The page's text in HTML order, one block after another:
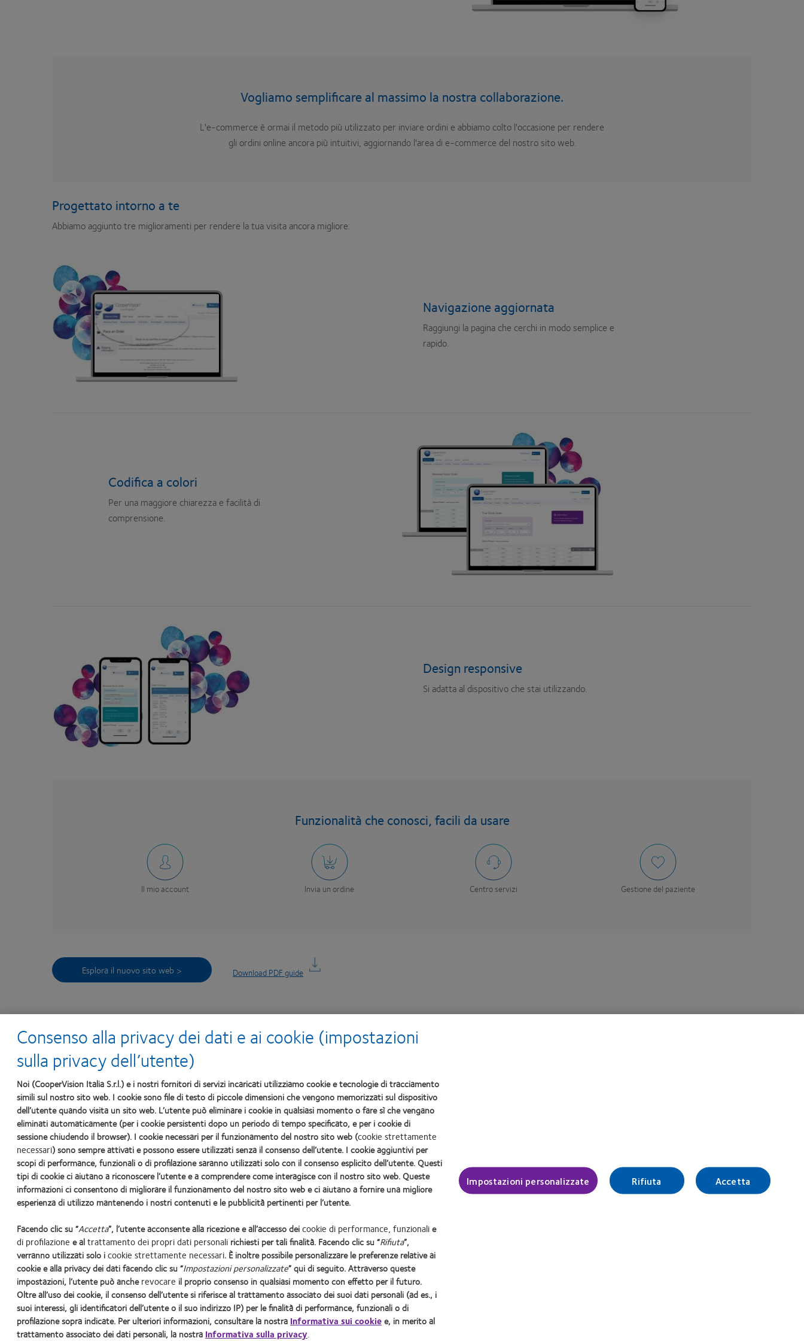
Vogliamo semplificare al massimo la nostra collaborazione.
L'e-commerce è ormai il metodo più utilizzato per inviare ordini e abbiamo colto l'occasione per rendere
gli ordini online ancora più intuitivi, aggiornando l'area di e-commerce del nostro sito web.
Progettato intorno a te
Abbiamo aggiunto tre miglioramenti per rendere la tua visita ancora migliore:
Navigazione aggiornata
Raggiungi la pagina che cerchi in modo semplice e
rapido.
Codifica a colori
Per una maggiore chiarezza e facilità di
comprensione.
Design responsive
Si adatta al dispositivo che stai utilizzando.
Funzionalità che conosci, facili da usare
Il mio account Invia un ordine Centro servizi Gestione del paziente
Esplora il nuovo sito web > Download PDF guide
Cerchi aiuto?
Il nostro Customer Service è attivo con i seguenti orari: lunedì –
venerdì: dalle 9 alle 13 e dalle 14 alle 18
Contattaci >
Questo ci aiuterà ad essere sempre più al passo con le tue esigenze.
Clicca qui per lasciare il tuo feedback >
I nostri prodotti Contattaci Cookie policy Politica sui commenti Politica sulla privacy Consumer site Gestisci preferenze di consenso Accedi
Italia (Italy)
Sede Legale: Via Carducci 26, 20123 Milano Codice Fiscale e Numero di iscrizione 10653750157 del Registro delle Imprese di Milano
R.E.A. Ml 1392359 - Capitale Sociale € 1.891.569,00 int. vers. - P.IVA 10653750157
Società soggetta all'altrui attività di direzione e coordinamento ex art. 2497-bis c.c.
Sito autorizzato con Aut. Min. 11/01/2024;
Le lenti a contatto CooperVision®sono dispositivi medici CE0123. Leggere attentamente le avvertenze e le istruzioni d’uso. Accertare l’assenza di controindicazioni dal medico oculista
In ottemperanza alle linee guida emanate dal Ministero della Salute le immagini e i testi pubblicati in questa sezione del sito internet sono stati preventivamente autorizzati dal Ministero della salute stesso.
È vietata la riproduzione, copia e/o pubblicazione di immagini e testi contenuti in questa sezione del sito. Ogni uso illegittimo sarà perseguito a norma di legge.
© 2026CooperVision |Parte diCooperCompanies
Consenso alla privacy dei dati e ai cookie (impostazioni
sulla privacy dell’utente)
Noi (CooperVision Italia S.r.l.) e i nostri fornitori di servizi incaricati utilizziamo cookie e tecnologie di tracciamento
simili sul nostro sito web. I cookie sono file di testo di piccole dimensioni che vengono memorizzati sul dispositivo
dell’utente quando visita un sito web. L’utente può eliminare i cookie in qualsiasi momento o fare sì che vengano
eliminati automaticamente (per i cookie persistenti dopo un periodo di tempo specificato, e per i cookie di
sessione chiudendo il browser). I cookie necessari per il funzionamento del nostro sito web (cookie strettamente
necessari) sono sempre attivati e possono essere utilizzati senza il consenso dell’utente. I cookie aggiuntivi per
scopi di performance, funzionali o di profilazione saranno utilizzati solo con il consenso esplicito dell’utente. Questi
tipi di cookie ci aiutano a riconoscere l’utente e a comprendere come interagisce con il nostro sito web. Queste
informazioni ci consentono di migliorare il funzionamento del nostro sito web e ci aiutano a fornire una migliore
esperienza di utilizzo mantenendo i nostri contenuti e le pubblicità pertinenti per l’utente.
Facendo clic su “Accetta”, l’utente acconsente alla ricezione e all’accesso deicookie di performance, funzionalie
di profilazione e altrattamento dei propri dati personali richiesti per tali finalità. Facendo clic su “Rifiuta”,
verranno utilizzati solo icookie strettamente necessari. È inoltre possibile personalizzare le preferenze relative ai
cookie e alla privacy dei dati facendo clic su “Impostazioni personalizzate” qui di seguito. Attraverso queste
impostazioni, l’utente può ancherevocare il proprio consenso in qualsiasi momento con effetto per il futuro.
Oltre all’uso dei cookie, il consenso dell’utente si riferisce al trattamento associato dei suoi dati personali (ad es., i
suoi interessi, gli identificatori dell’utente o il suo indirizzo IP) per le finalità di performance, funzionali o di
profilazione sopra indicate. Per ulteriori informazioni, consultare la nostra Informativa sui cookiee, in merito al
trattamento associato dei dati personali, la nostra Informativa sulla privacy.
Impostazioni personalizzate Rifiuta Accetta